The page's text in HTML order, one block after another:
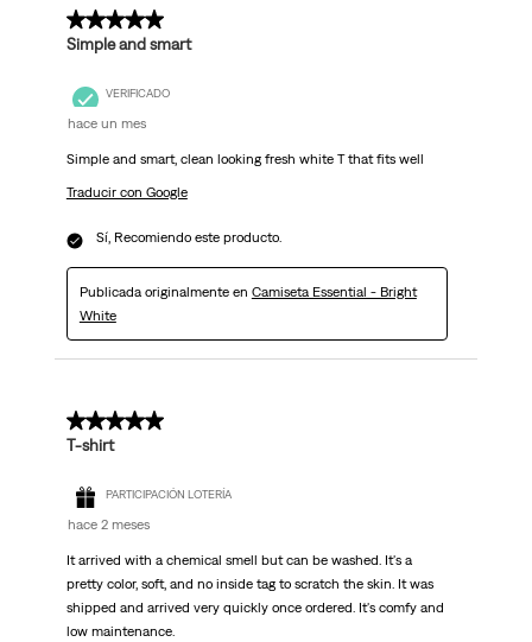
5 de 5 estrellas.
Simple and smart
VERIFICADO
hace un mes
Simple and smart, clean looking fresh white T that fits well
Traducir con Google
Sí, Recomiendo este producto.
Publicada originalmente en Camiseta Essential - Bright
White
5 de 5 estrellas.
T-shirt
PARTICIPACIÓN LOTERÍA
hace 2 meses
It arrived with a chemical smell but can be washed. It's a
pretty color, soft, and no inside tag to scratch the skin. It was
shipped and arrived very quickly once ordered. It's comfy and
low maintenance.